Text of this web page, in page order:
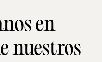
en
nuestros